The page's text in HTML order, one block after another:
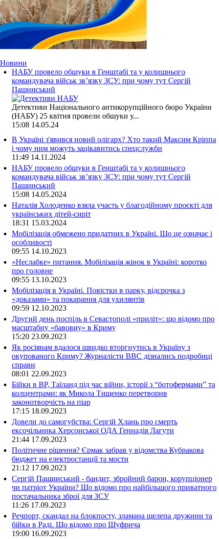
Новини
НАБУ провело обшуки в Генштабі та у колишнього
командувача військ зв’язку ЗСУ: при чому тут Сергій
Пашинський
Детективи Національного антикорупційного бюро України
(НАБУ) 25 квітня провели обшуки у...
15:08 14.05.24
В Україні з'явився новий олігарх? Хто такий Максим Кріппа
і чому ним можуть зацікавитись спецслужби
11:49 14.11.2024
НАБУ провело обшуки в Генштабі та у колишнього
командувача військ зв’язку ЗСУ: при чому тут Сергій
Пашинський
15:08 14.05.2024
Наталія Холоденко взяла участь у благодійному проєкті для
українських дітей-сиріт
18:31 15.03.2024
Мобілізація обмежено придатних в Україні. Що це означає і
особливості
09:55 14.10.2023
«Неслабке» питання. Мобілізація жінок в Україні: коротко
про головне
09:55 13.10.2023
Мобілізація в Україні. Повістки в парку, відсрочка з
«доказами» та покарання для ухилянтів
09:59 12.10.2023
Другий день поспіль в Севастополі «приліт»: що відомо про
масштабну «бавовну» в Криму
15:20 23.09.2023
Як росіянам вдалося швидко вторгнутись в Україну з
окупованого Криму? Журналісти ВВС дізнались подробиці
справи
08:01 22.09.2023
Бійки в ВР, Таїланд під час війни, історії з “ботофермами” та
колцентрами: як Микола Тищенко перетворив
законотворчість на піар
17:15 18.09.2023
Довели до самогубства: Сергій Хлань про смерть
ексочільника Херсонської ОДА Геннадія Лагути
21:44 17.09.2023
Політичне рішення? Єрмак забрав у відомства Кубракова
бюджет на електростанції та мости
21:12 17.09.2023
Сергій Пашинський - бандит, збройний барон, корупціонер
чи патріот України? Що відомо про найбільшого приватного
постачальника зброї для ЗСУ
11:26 17.09.2023
Речпорт, скандал на блокпосту, зламана щелепа дружини та
бійки в Раді. Що відомо про Шуфрича
19:00 16.09.2023